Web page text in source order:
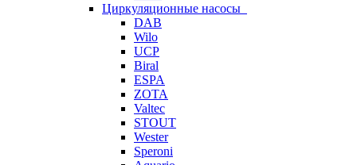
Циркуляционные насосы
DAB
Wilo
UCP
Biral
ESPA
ZOTA
Valtec
STOUT
Wester
Speroni